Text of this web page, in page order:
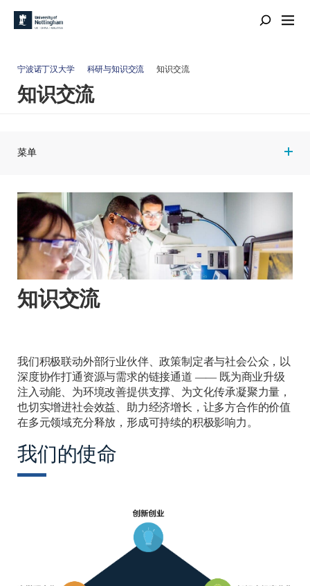
宁波诺丁汉大学 科研与知识交流 知识交流
知识交流
菜单
知识交流
我们积极联动外部行业伙伴、政策制定者与社会公众，以
深度协作打通资源与需求的链接通道 —— 既为商业升级
注入动能、为环境改善提供支撑、为文化传承凝聚力量，
也切实增进社会效益、助力经济增长，让多方合作的价值
在多元领域充分释放，形成可持续的积极影响力。
我们的使命